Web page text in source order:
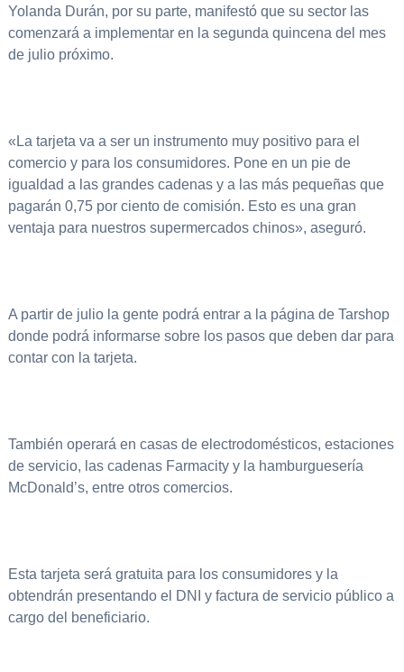
Yolanda Durán, por su parte, manifestó que su sector las
comenzará a implementar en la segunda quincena del mes
de julio próximo.
«La tarjeta va a ser un instrumento muy positivo para el
comercio y para los consumidores. Pone en un pie de
igualdad a las grandes cadenas y a las más pequeñas que
pagarán 0,75 por ciento de comisión. Esto es una gran
ventaja para nuestros supermercados chinos», aseguró.
A partir de julio la gente podrá entrar a la página de Tarshop
donde podrá informarse sobre los pasos que deben dar para
contar con la tarjeta.
También operará en casas de electrodomésticos, estaciones
de servicio, las cadenas Farmacity y la hamburguesería
McDonald’s, entre otros comercios.
Esta tarjeta será gratuita para los consumidores y la
obtendrán presentando el DNI y factura de servicio público a
cargo del beneficiario.